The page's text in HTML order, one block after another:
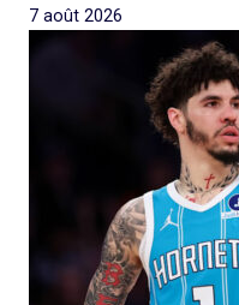
7 août 2026